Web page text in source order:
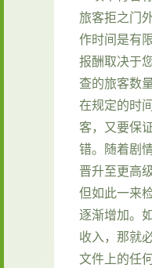
旅客拒之门
作时间是有
报酬取决于
查的旅客数
在规定的时
客，又要保
错。随着剧
晋升至更高
但如此一来
逐渐增加。
收入，那就
文件上的任